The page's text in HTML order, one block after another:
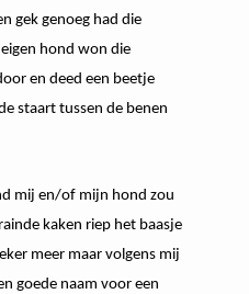
gek genoeg had die
hond won die
en deed een beetje
staart tussen de benen
mij en/of mijn hond zou
kaken riep het baasje
meer maar volgens mij
goede naam voor een